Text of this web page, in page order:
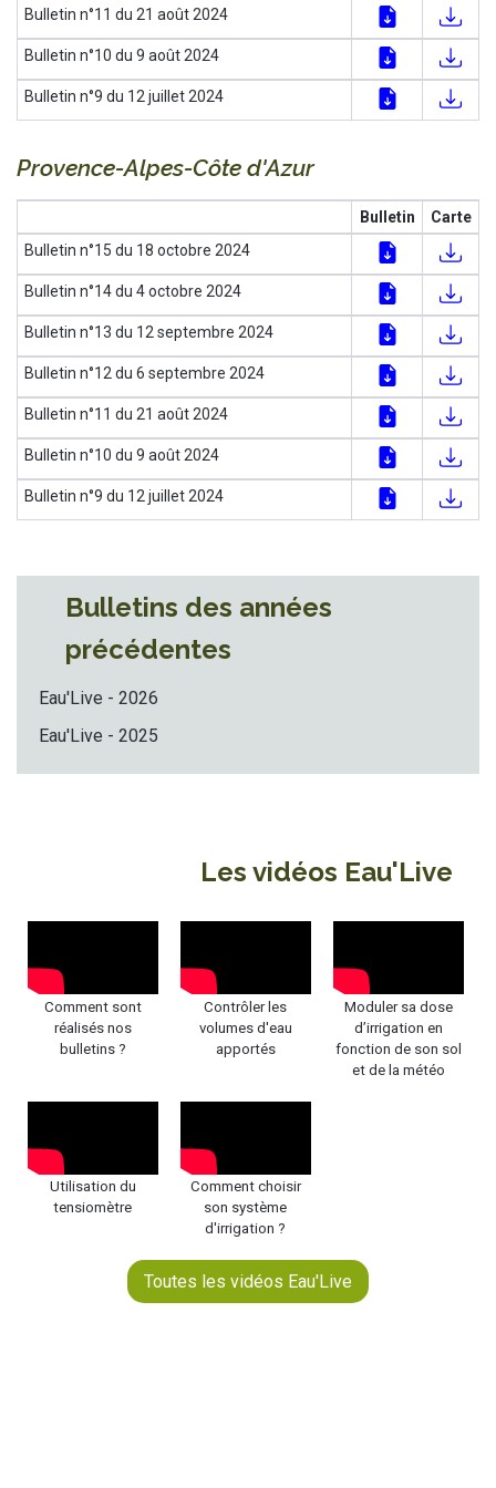
Bulletin n°11 du 21 août 2024
Bulletin n°10 du 9 août 2024
Bulletin n°9 du 12 juillet 2024
Provence-Alpes-Côte d'Azur
Bulletin
Carte
Bulletin n°15 du 18 octobre 2024
Bulletin n°14 du 4 octobre 2024
Bulletin n°13 du 12 septembre 2024
Bulletin n°12 du 6 septembre 2024
Bulletin n°11 du 21 août 2024
Bulletin n°10 du 9 août 2024
Bulletin n°9 du 12 juillet 2024
Bulletins des années
précédentes
Eau'Live - 2026
Eau'Live - 2025
Les vidéos Eau'Live
Comment sont
réalisés nos
bulletins ?
Contrôler les
volumes d'eau
apportés
Moduler sa dose
d’irrigation en
fonction de son sol
et de la météo
Utilisation du
tensiomètre
Comment choisir
son système
d'irrigation ?
Toutes les vidéos Eau'Live